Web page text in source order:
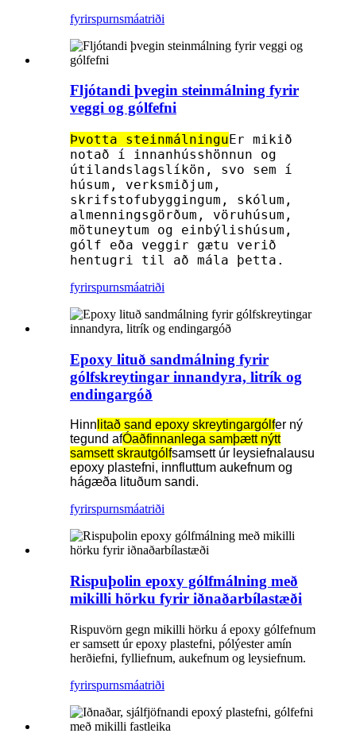
fyrirspurnsmáatriði
Fljótandi þvegin steinmálning fyrir
veggi og gólfefni
Þvotta steinmálninguEr mikið
notað í innanhússhönnun og
útilandslagslíkön, svo sem í
húsum, verksmiðjum,
skrifstofubyggingum, skólum,
almenningsgörðum, vöruhúsum,
mötuneytum og einbýlishúsum,
gólf eða veggir gætu verið
hentugri til að mála þetta.
fyrirspurnsmáatriði
Epoxy lituð sandmálning fyrir
gólfskreytingar innandyra, litrík og
endingargóð
Hinn litað sand epoxy skreytingargólfer ný
tegund afÓaðfinnanlega samþætt nýtt
samsett skrautgólfsamsett úr leysiefnalausu
epoxy plastefni, innfluttum aukefnum og
hágæða lituðum sandi.
fyrirspurnsmáatriði
Rispuþolin epoxy gólfmálning með
mikilli hörku fyrir iðnaðarbílastæði
Rispuvörn gegn mikilli hörku á epoxy gólfefnum
er samsett úr epoxy plastefni, pólýester amín
herðiefni, fylliefnum, aukefnum og leysiefnum.
fyrirspurnsmáatriði